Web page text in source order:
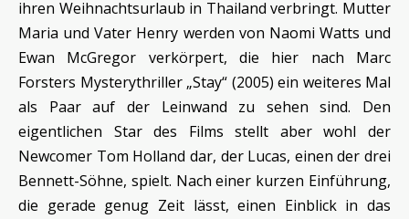
ihren Weihnachtsurlaub in Thailand verbringt. Mutter
Maria und Vater Henry werden von Naomi Watts und
Ewan McGregor verkörpert, die hier nach Marc
Forsters Mysterythriller „Stay“ (2005) ein weiteres Mal
als Paar auf der Leinwand zu sehen sind. Den
eigentlichen Star des Films stellt aber wohl der
Newcomer Tom Holland dar, der Lucas, einen der drei
Bennett-Söhne, spielt. Nach einer kurzen Einführung,
die gerade genug Zeit lässt, einen Einblick in das